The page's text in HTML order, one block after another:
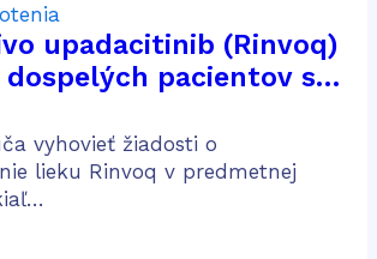
upadacitinib (Rinvoq)
pacientov so
až ťažkou
chorobou po
a biologickej
vyhovieť žiadosti o
lieku Rinvoq v predmetnej